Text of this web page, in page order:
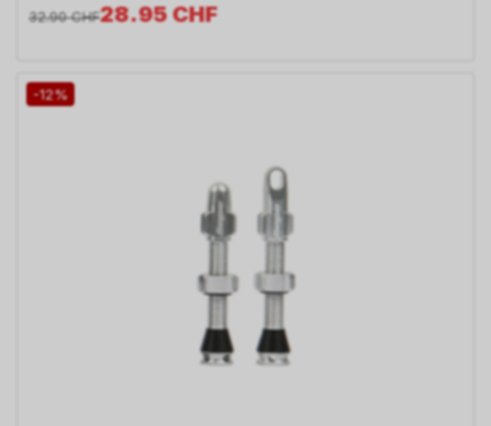
28.95CHF
32.90 CHF
-12%